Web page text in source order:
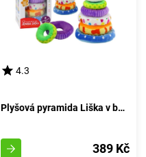
4.3
Plyšová pyramida Liška v barvách 27 cm
389 Kč